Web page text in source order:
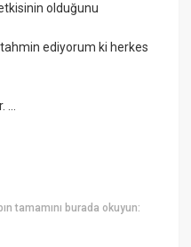
etkisinin olduğunu
tahmin ediyorum ki herkes
...
tamamını burada okuyun: